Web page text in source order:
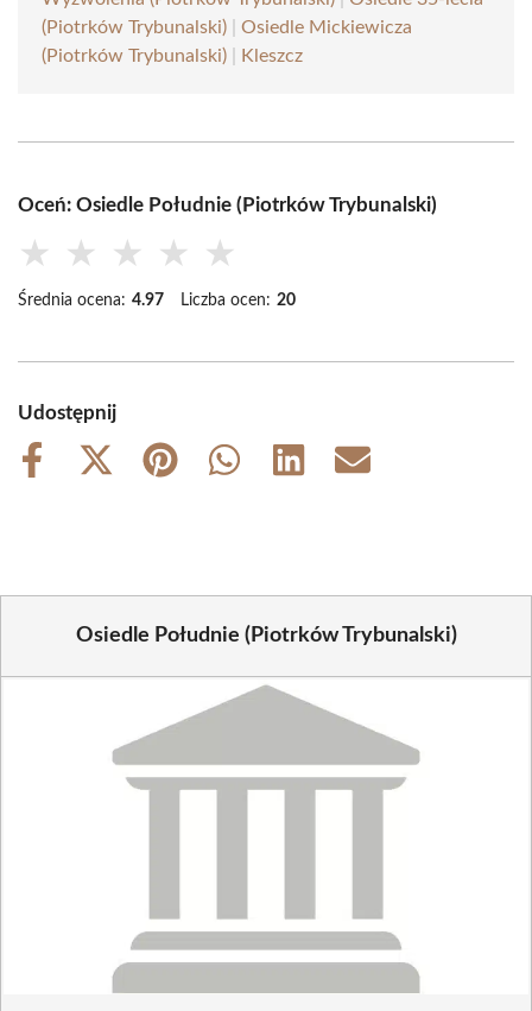
(Piotrków Trybunalski)
Osiedle Mickiewicza
(Piotrków Trybunalski)
Kleszcz
Oceń: Osiedle Południe (Piotrków Trybunalski)
★ ★ ★ ★ ★
Średnia ocena: 4.97 Liczba ocen: 20
Udostępnij
Share
Share
Share
Share
Share
Share
Osiedle Południe (Piotrków Trybunalski)